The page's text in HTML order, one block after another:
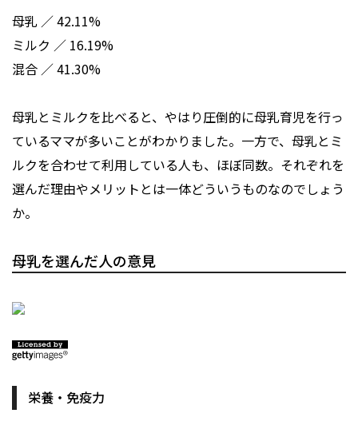
母乳 ／ 42.11%
ミルク ／ 16.19%
混合 ／ 41.30%
母乳とミルクを比べると、やはり圧倒的に母乳育児を行っ
ているママが多いことがわかりました。一方で、母乳とミ
ルクを合わせて利用している人も、ほぼ同数。それぞれを
選んだ理由やメリットとは一体どういうものなのでしょう
か。
母乳を選んだ人の意見
栄養・免疫力